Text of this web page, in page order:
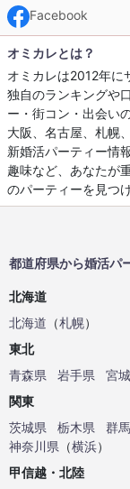
Facebook
オミカレとは？
オミカレは2012年に
独自のランキングや
ー・街コン・出会い
大阪、名古屋、札幌
新婚活パーティー情
趣味など、あなたが
のパーティーを見つ
都道府県から婚活パ
北海道
北海道 （札幌）
東北
青森県
岩手県 宮
関東
茨城県
栃木県 群
神奈川県 （横浜）
甲信越・北陸